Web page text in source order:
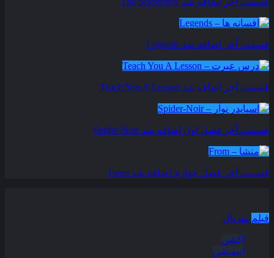
قسمت آخر اضافه شد Legends
قسمت آخر اضافه شد Teach You A Lesson
قسمت آخر فصل اول اضافه شد Spider-Noir
قسمت آخر فصل چهارم اضافه شد From
فیلم سریال
اکشن
انیمیشن